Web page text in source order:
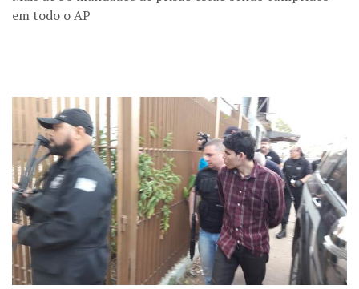
em todo o AP